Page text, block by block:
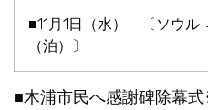
■11月1日（水） 〔ソウ
（泊）〕
■木浦市民へ感謝碑除幕